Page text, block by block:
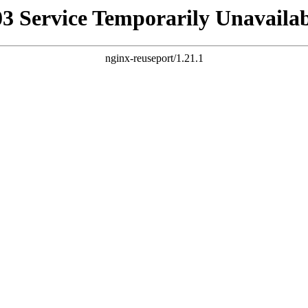
Service Temporarily
nginx-reuseport/1.21.1